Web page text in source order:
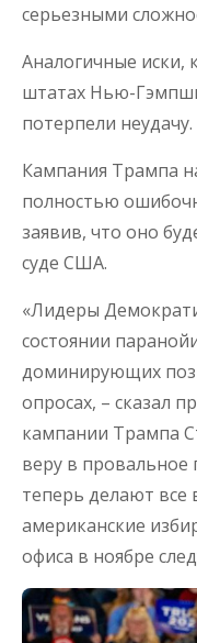
серьезными
Аналогичные иски,
штатах Нью-
потерпели неудачу.
Кампания Трампа
полностью
заявив, что оно
суде США.
«Лидеры
состоянии
доминирующих
опросах, – сказал
кампании Трампа
веру в провальное
теперь делают
американские
офиса в ноябре